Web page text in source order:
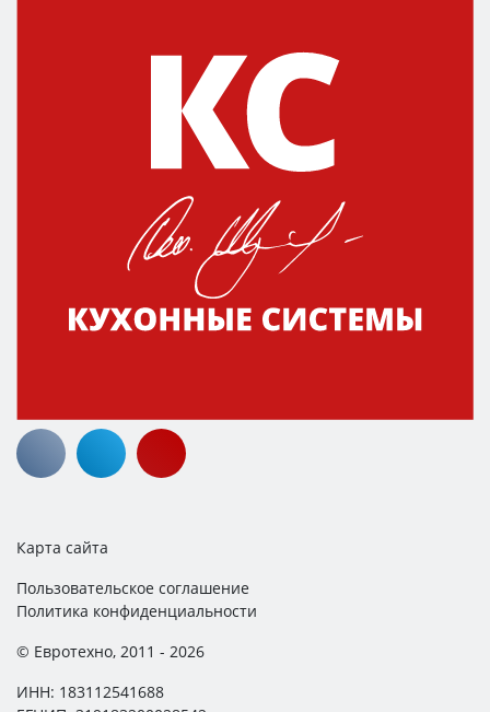
Карта сайта
Пользовательское соглашение
Политика конфиденциальности
© Евротехно, 2011 - 2026
ИНН: 183112541688